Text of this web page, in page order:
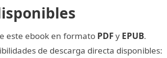
este ebook en formato PDFy EPUB.
de descarga directa disponibles: